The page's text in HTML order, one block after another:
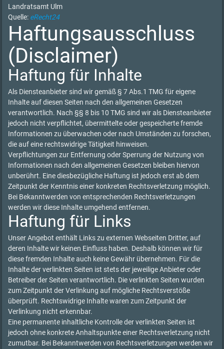
Landratsamt Ulm
Quelle: eRecht24
Haftungsausschluss
(Disclaimer)
Haftung für Inhalte
Als Diensteanbieter sind wir gemäß § 7 Abs.1 TMG für eigene
Inhalte auf diesen Seiten nach den allgemeinen Gesetzen
verantwortlich. Nach §§ 8 bis 10 TMG sind wir als Diensteanbieter
jedoch nicht verpflichtet, übermittelte oder gespeicherte fremde
Informationen zu überwachen oder nach Umständen zu forschen,
die auf eine rechtswidrige Tätigkeit hinweisen.
Verpflichtungen zur Entfernung oder Sperrung der Nutzung von
Informationen nach den allgemeinen Gesetzen bleiben hiervon
unberührt. Eine diesbezügliche Haftung ist jedoch erst ab dem
Zeitpunkt der Kenntnis einer konkreten Rechtsverletzung möglich.
Bei Bekanntwerden von entsprechenden Rechtsverletzungen
werden wir diese Inhalte umgehend entfernen.
Haftung für Links
Unser Angebot enthält Links zu externen Webseiten Dritter, auf
deren Inhalte wir keinen Einfluss haben. Deshalb können wir für
diese fremden Inhalte auch keine Gewähr übernehmen. Für die
Inhalte der verlinkten Seiten ist stets der jeweilige Anbieter oder
Betreiber der Seiten verantwortlich. Die verlinkten Seiten wurden
zum Zeitpunkt der Verlinkung auf mögliche Rechtsverstöße
überprüft. Rechtswidrige Inhalte waren zum Zeitpunkt der
Verlinkung nicht erkennbar.
Eine permanente inhaltliche Kontrolle der verlinkten Seiten ist
jedoch ohne konkrete Anhaltspunkte einer Rechtsverletzung nicht
zumutbar. Bei Bekanntwerden von Rechtsverletzungen werden wir